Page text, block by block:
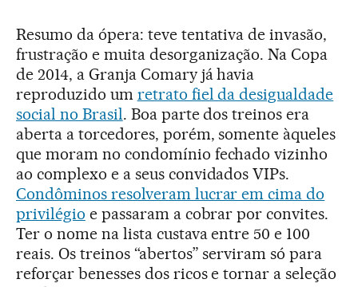
Resumo da ópera: teve tentativa de invasão,
frustração e muita desorganização. Na Copa
de 2014, a Granja Comary já havia
reproduzido um retrato fiel da desigualdade
social no Brasil. Boa parte dos treinos era
aberta a torcedores, porém, somente àqueles
que moram no condomínio fechado vizinho
ao complexo e a seus convidados VIPs.
Condôminos resolveram lucrar em cima do
privilégio e passaram a cobrar por convites.
Ter o nome na lista custava entre 50 e 100
reais. Os treinos “abertos” serviram só para
reforçar benesses dos ricos e tornar a seleção